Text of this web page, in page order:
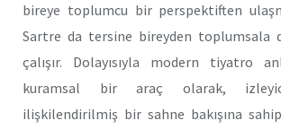
bireye toplumcu bir perspektiften
Sartre da tersine bireyden toplumsala
çalışır. Dolayısıyla modern tiyatro
kuramsal bir araç olarak,
ilişkilendirilmiş bir sahne bakışına